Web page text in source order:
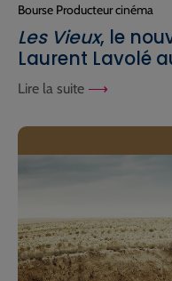
Bourse Producteur cinéma
Les Vieux, le
Laurent Lavolé
Lire la suite